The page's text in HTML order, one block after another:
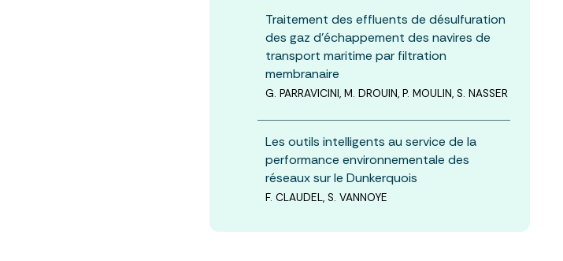
Traitement des effluents de désulfuration
des gaz d’échappement des navires de
transport maritime par filtration
membranaire
G. PARRAVICINI, M. DROUIN, P. MOULIN, S. NASSER
Les outils intelligents au service de la
performance environnementale des
réseaux sur le Dunkerquois
F. CLAUDEL, S. VANNOYE